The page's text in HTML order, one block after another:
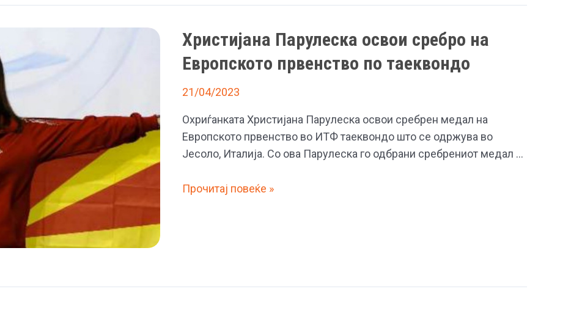
запозна
Христијана
Парулеска
освои
на
Европското
првенство
традиционално
Христијана Парулеска освои сребро на
Европското првенство по таеквондо
21/04/2023
Охриѓанката Христијана Парулеска освои сребрен медал на
Европското првенство во ИТФ таеквондо што се одржува во
Јесоло, Италија. Со ова Парулеска го одбрани сребрениот медал …
Христијана
првенство
Прочитај повеќе »